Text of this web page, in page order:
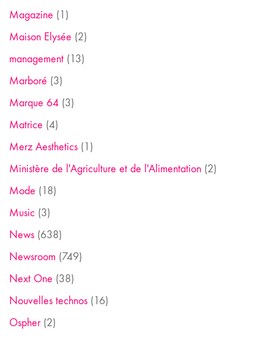
Magazine (1)
Maison Elysée (2)
management (13)
Marboré (3)
Marque 64 (3)
Matrice (4)
Merz Aesthetics (1)
Ministère de l'Agriculture et de l'Alimentation (2)
Mode (18)
Music (3)
News (638)
Newsroom (749)
Next One (38)
Nouvelles technos (16)
Ospher(2)